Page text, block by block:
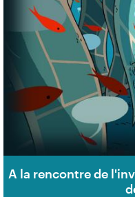
A la rencontre de